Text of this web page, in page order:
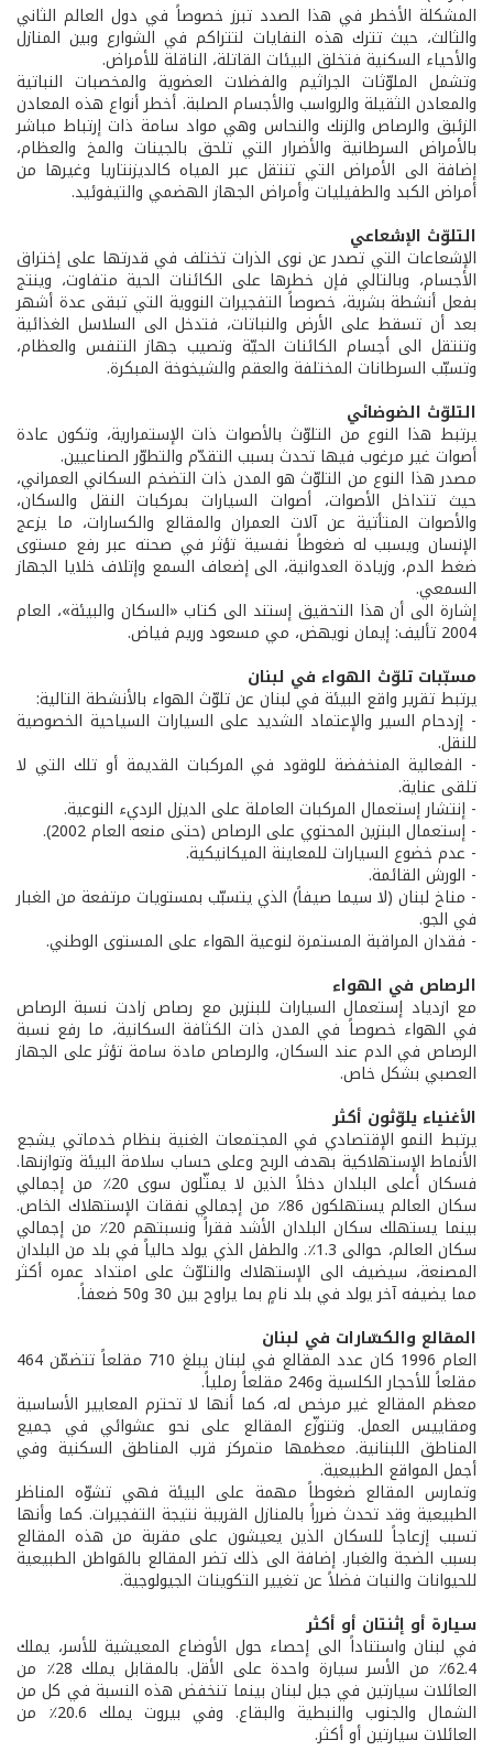
المشكلة الأخطر في هذا الصدد تبرز خصوصاً في دول العالم الثاني
والثالث، حيث تترك هذه النفايات لتتراكم في الشوارع وبين المنازل
والأحياء السكنية فتخلق البيئات القاتلة، الناقلة للأمراض.
وتشمل الملوّثات الجراثيم والفضلات العضوية والمخصبات النباتية
والمعادن الثقيلة والرواسب والأجسام الصلبة. أخطر أنواع هذه المعادن
الزئبق والرصاص والزنك والنحاس وهي مواد سامة ذات إرتباط مباشر
بالأمراض السرطانية والأضرار التي تلحق بالجينات والمخ والعظام،
إضافة الى الأمراض التي تنتقل عبر المياه كالديزنتاريا وغيرها من
أمراض الكبد والطفيليات وأمراض الجهاز الهضمي والتيفوئيد.
التلوّث الإشعاعي
الإشعاعات التي تصدر عن نوى الذرات تختلف في قدرتها على إختراق
الأجسام، وبالتالي فإن خطرها على الكائنات الحية متفاوت، وينتج
بفعل أنشطة بشرية، خصوصاً التفجيرات النووية التي تبقى عدة أشهر
بعد أن تسقط على الأرض والنباتات، فتدخل الى السلاسل الغذائية
وتنتقل الى أجسام الكائنات الحيّة وتصيب جهاز التنفس والعظام،
وتسبّب السرطانات المختلفة والعقم والشيخوخة المبكرة.
التلوّث الضوضائي
يرتبط هذا النوع من التلوّث بالأصوات ذات الإستمرارية، وتكون عادة
أصوات غير مرغوب فيها تحدث بسبب التقدّم والتطوّر الصناعيين.
مصدر هذا النوع من التلوّث هو المدن ذات التضخم السكاني العمراني،
حيث تتداخل الأصوات، أصوات السيارات بمركبات النقل والسكان،
والأصوات المتأتية عن آلات العمران والمقالع والكسارات، ما يزعج
الإنسان ويسبب له ضغوطاً نفسية تؤثر في صحته عبر رفع مستوى
ضغط الدم، وزيادة العدوانية، الى إضعاف السمع وإتلاف خلايا الجهاز
السمعي.
إشارة الى أن هذا التحقيق إستند الى كتاب «السكان والبيئة»، العام
2004 تأليف: إيمان نويهض، مي مسعود وريم فياض.
مسبّبات تلوّث الهواء في لبنان
يرتبط تقرير واقع البيئة في لبنان عن تلوّث الهواء بالأنشطة التالية:
- إزدحام السير والإعتماد الشديد على السيارات السياحية الخصوصية
للنقل.
- الفعالية المنخفضة للوقود في المركبات القديمة أو تلك التي لا
تلقى عناية.
- إنتشار إستعمال المركبات العاملة على الديزل الرديء النوعية.
- إستعمال البنزين المحتوي على الرصاص (حتى منعه العام 2002).
- عدم خضوع السيارات للمعاينة الميكانيكية.
- الورش القائمة.
- مناخ لبنان (لا سيما صيفاً) الذي يتسبّب بمستويات مرتفعة من الغبار
في الجو.
- فقدان المراقبة المستمرة لنوعية الهواء على المستوى الوطني.
الرصاص في الهواء
مع ازدياد إستعمال السيارات للبنزين مع رصاص زادت نسبة الرصاص
في الهواء خصوصاً في المدن ذات الكثافة السكانية، ما رفع نسبة
الرصاص في الدم عند السكان، والرصاص مادة سامة تؤثر على الجهاز
العصبي بشكل خاص.
الأغنياء يلوّثون أكثر
يرتبط النمو الإقتصادي في المجتمعات الغنية بنظام خدماتي يشجع
الأنماط الإستهلاكية بهدف الربح وعلى حساب سلامة البيئة وتوازنها.
فسكان أعلى البلدان دخلاً الذين لا يمثّلون سوى 20٪ من إجمالي
سكان العالم يستهلكون 86٪ من إجمالي نفقات الإستهلاك الخاص.
بينما يستهلك سكان البلدان الأشد فقراً ونسبتهم 20٪ من إجمالي
سكان العالم، حوالى 1.3٪. والطفل الذي يولد حالياً في بلد من البلدان
المصنعة، سيضيف الى الإستهلاك والتلوّث على امتداد عمره أكثر
مما يضيفه آخر يولد في بلد نامٍ بما يراوح بين 30 و50 ضعفاً.
المقالع والكسّارات في لبنان
العام 1996 كان عدد المقالع في لبنان يبلغ 710 مقلعاً تتضمّن 464
مقلعاً للأحجار الكلسية و246 مقلعاً رملياً.
معظم المقالع غير مرخص له، كما أنها لا تحترم المعايير الأساسية
ومقاييس العمل. وتتوزّع المقالع على نحو عشوائي في جميع
المناطق اللبنانية. معظمها متمركز قرب المناطق السكنية وفي
أجمل المواقع الطبيعية.
وتمارس المقالع ضغوطاً مهمة على البيئة فهي تشوّه المناظر
الطبيعية وقد تحدث ضرراً بالمنازل القريبة نتيجة التفجيرات. كما وأنها
تسبب إزعاجاً للسكان الذين يعيشون على مقربة من هذه المقالع
بسبب الضجة والغبار. إضافة الى ذلك تضر المقالع بالمَواطن الطبيعية
للحيوانات والنبات فضلاً عن تغيير التكوينات الجيولوجية.
سيارة أو إثنتان أو أكثر
في لبنان واستناداً الى إحصاء حول الأوضاع المعيشية للأسر، يملك
62.4٪ من الأسر سيارة واحدة على الأقل. بالمقابل يملك 28٪ من
العائلات سيارتين في جبل لبنان بينما تنخفض هذه النسبة في كل من
الشمال والجنوب والنبطية والبقاع. وفي بيروت يملك 20.6٪ من
العائلات سيارتين أو أكثر.